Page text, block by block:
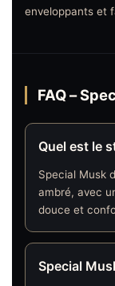
enveloppants et
FAQ –
Quel est le
Special Musk
ambré, avec
douce et
Special